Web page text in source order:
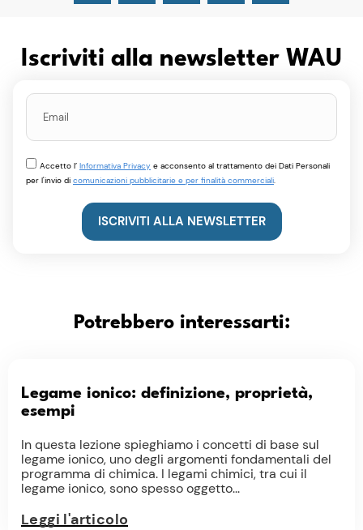
Iscriviti alla newsletter WAU
Accetto l’ Informativa Privacy e acconsento al trattamento dei Dati Personali
per l'invio di comunicazioni pubblicitarie e per finalità commerciali.
ISCRIVITI ALLA NEWSLETTER
Potrebbero interessarti:
Legame ionico: definizione, proprietà,
esempi
In questa lezione spieghiamo i concetti di base sul
legame ionico, uno degli argomenti fondamentali del
programma di chimica. I legami chimici, tra cui il
legame ionico, sono spesso oggetto...
Leggi l'articolo